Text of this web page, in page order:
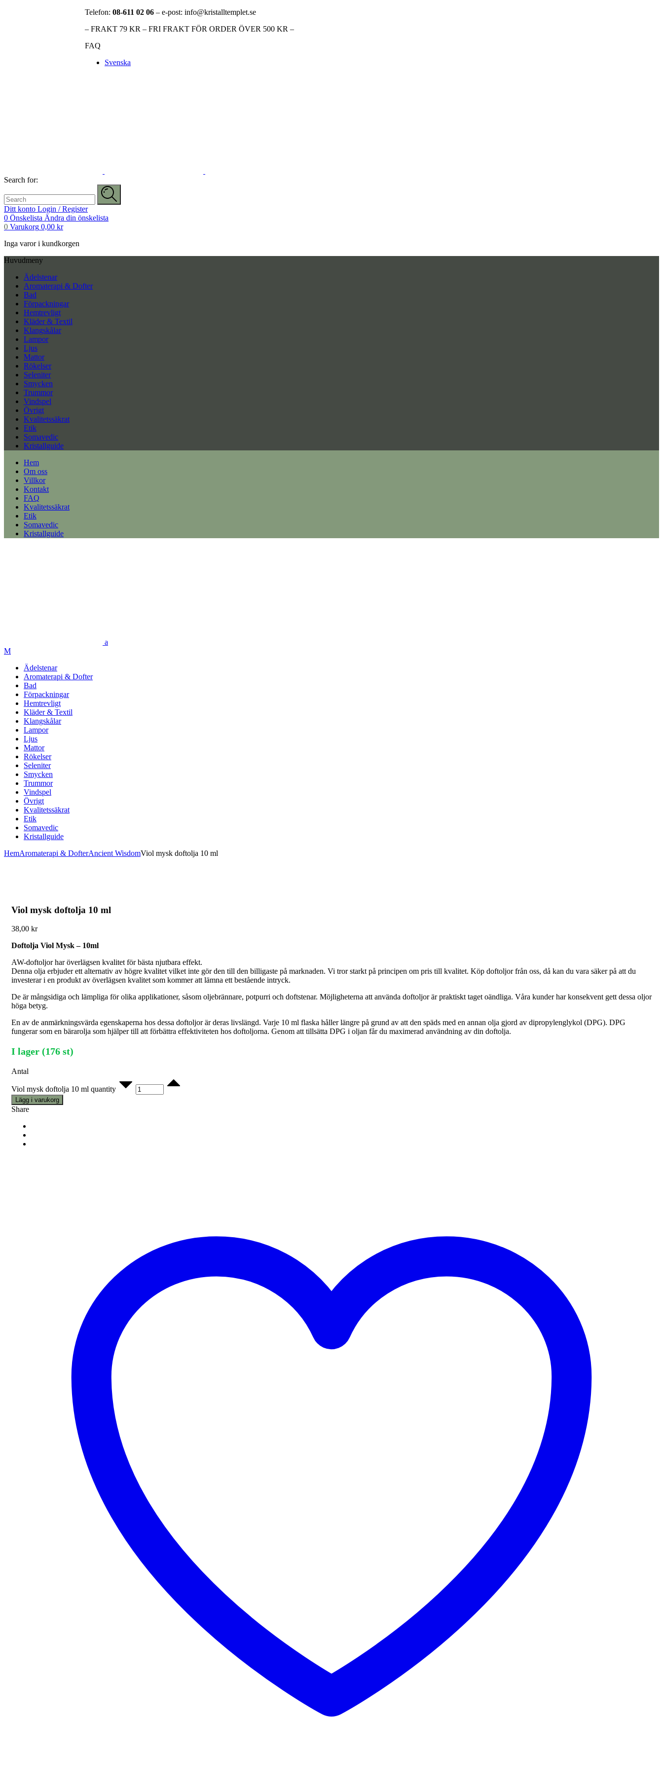
Telefon: 08-611 02 06 – e-post: info@kristalltemplet.se
– FRAKT 79 KR – FRI FRAKT FÖR ORDER ÖVER 500 KR –
FAQ
Svenska
Search for:
Ditt konto Login / Register
0 Önskelista Ändra din önskelista
0 Varukorg 0,00 kr
Inga varor i kundkorgen
Huvudmeny
Ädelstenar
Aromaterapi & Dofter
Bad
Förpackningar
Hemtrevligt
Kläder & Textil
Klangskålar
Lampor
Ljus
Mattor
Rökelser
Seleniter
Smycken
Trummor
Vindspel
Övrigt
Kvalitetssäkrat
Etik
Somavedic
Kristallguide
Hem
Om oss
Villkor
Kontakt
FAQ
Kvalitetssäkrat
Etik
Somavedic
Kristallguide
Ädelstenar
Aromaterapi & Dofter
Bad
Förpackningar
Hemtrevligt
Kläder & Textil
Klangskålar
Lampor
Ljus
Mattor
Rökelser
Seleniter
Smycken
Trummor
Vindspel
Övrigt
Kvalitetssäkrat
Etik
Somavedic
Kristallguide
HemAromaterapi & DofterAncient WisdomViol mysk doftolja 10 ml
Viol mysk doftolja 10 ml
38,00 kr
Doftolja Viol Mysk – 10ml
AW-doftoljor har överlägsen kvalitet för bästa njutbara effekt.
Denna olja erbjuder ett alternativ av högre kvalitet vilket inte gör den till den billigaste på marknaden. Vi tror starkt på principen om pris till kvalitet. Köp doftoljor från oss, då kan du vara säker på att du
investerar i en produkt av överlägsen kvalitet som kommer att lämna ett bestående intryck.
De är mångsidiga och lämpliga för olika applikationer, såsom oljebrännare, potpurri och doftstenar. Möjligheterna att använda doftoljor är praktiskt taget oändliga. Våra kunder har konsekvent gett dessa oljor
höga betyg.
En av de anmärkningsvärda egenskaperna hos dessa doftoljor är deras livslängd. Varje 10 ml flaska håller längre på grund av att den späds med en annan olja gjord av dipropylenglykol (DPG). DPG
fungerar som en bärarolja som hjälper till att förbättra effektiviteten hos doftoljorna. Genom att tillsätta DPG i oljan får du maximerad användning av din doftolja.
I lager (176 st)
Antal
Viol mysk doftolja 10 ml quantity
Lägg i varukorg
Share